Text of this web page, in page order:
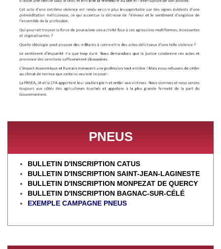
PNEUS
BULLETIN D'INSCRIPTION CATUS
BULLETIN D'INSCRIPTION SAINT-JEAN-LAGINESTE
BULLETIN D'INSCRIPTION MONPEZAT DE QUERCY
BULLETIN D'INSCRIPTION BAGNAC-SUR-CÉLÉ
EXEMPLE CAMPAGNE PNEUS